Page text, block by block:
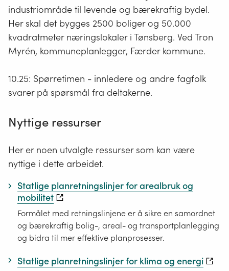
industriområde til levende og bærekraftig bydel.
Her skal det bygges 2500 boliger og 50.000
kvadratmeter næringslokaler i Tønsberg. Ved Tron
Myrén, kommuneplanlegger, Færder kommune.
10.25: Spørretimen - innledere og andre fagfolk
svarer på spørsmål fra deltakerne.
Nyttige ressurser
Her er noen utvalgte ressurser som kan være
nyttige i dette arbeidet.
Statlige planretningslinjer for arealbruk og
mobilitet
Formålet med retningslinjene er å sikre en samordnet
og bærekraftig bolig-, areal- og transportplanlegging
og bidra til mer effektive planprosesser.
Statlige planretningslinjer for klima og energi